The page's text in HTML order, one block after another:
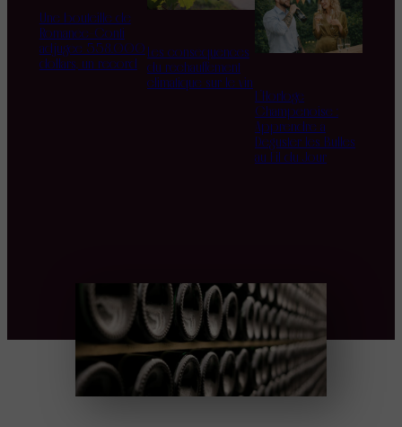
Une bouteille de
Romanée-Conti
adjugée 558.000
dollars, un record
Les conséquences
du réchauffement
climatique sur le vin
L’Horloge
Champenoise :
Apprendre à
Déguster les Bulles
au Fil du Jour